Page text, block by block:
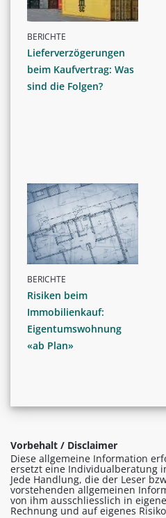
BERICHTE
Lieferverzögerungen
beim Kaufvertrag: Was
sind die Folgen?
BERICHTE
Risiken beim
Immobilienkauf:
Eigentumswohnung
«ab Plan»
Vorbehalt / Disclaimer
Diese allgemeine Information
ersetzt eine Individualberatung
Jede Handlung, die der Leser
vorstehenden allgemeinen
von ihm ausschliesslich in
Rechnung und auf eigenes